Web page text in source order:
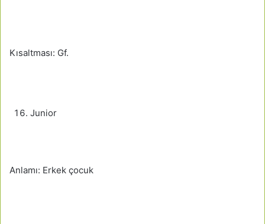
Kısaltması: Gf.
Junior
Anlamı: Erkek çocuk